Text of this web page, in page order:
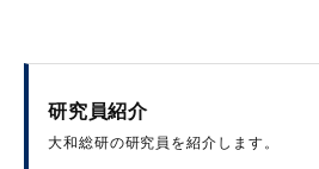
研究員紹介
大和総研の研究員を紹介します。